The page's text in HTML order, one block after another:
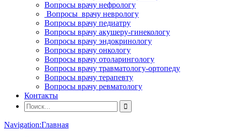
Вопросы врачу нефрологу
Вопросы врачу неврологу
Вопросы врачу педиатру
Вопросы врачу акушеру-гинекологу
Вопросы врачу эндокринологу
Вопросы врачу онкологу
Вопросы врачу отоларингологу
Вопросы врачу травматологу-ортопеду
Вопросы врачу терапевту
Вопросы врачу ревматологу
Контакты
Navigation:Главная